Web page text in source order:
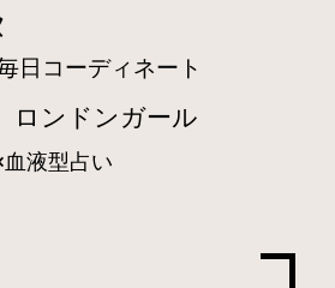
日コーディネート
ロンドンガール
血液型占い